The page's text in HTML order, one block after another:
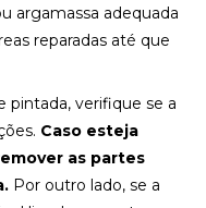
argamassa adequada
reparadas até que
pintada, verifique se a
Caso esteja
as partes
Por outro lado, se a